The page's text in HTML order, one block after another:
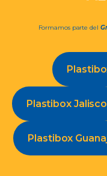
Formamos parte del
Plastibox Jalisco
Plastibox